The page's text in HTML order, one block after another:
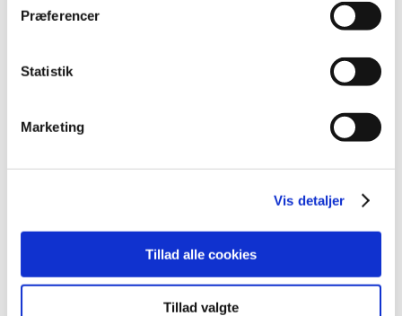
Præferencer
Statistik
Marketing
Vis detaljer
Tillad alle cookies
Tillad valgte
Eletriptan til behandling af migræneanfald får
|16. januar 2020
ændrer tilskud
mod knogleskørhed generelt eller generelt klausuleret…